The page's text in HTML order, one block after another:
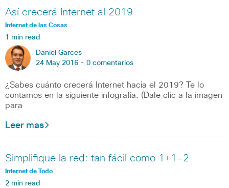
Así crecerá Internet al 2019
Internet de las Cosas
1 min read
Daniel Garces
24 May 2016 - 0 comentarios
¿Sabes cuánto crecerá Internet hacia el 2019? Te lo
contamos en la siguiente infografía. (Dale clic a la imagen
para
Leer mas
Simplifique la red: tan fácil como 1+1=2
Internet de Todo
2 min read